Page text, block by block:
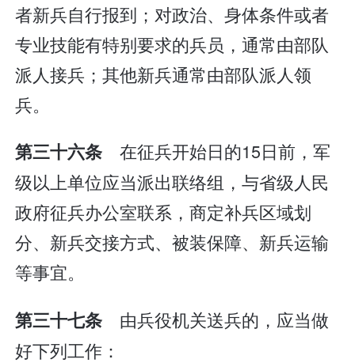
者新兵自行报到；对政治、身体条件或者
专业技能有特别要求的兵员，通常由部队
派人接兵；其他新兵通常由部队派人领
兵。
第三十六条 在征兵开始日的15日前，军
级以上单位应当派出联络组，与省级人民
政府征兵办公室联系，商定补兵区域划
分、新兵交接方式、被装保障、新兵运输
等事宜。
第三十七条 由兵役机关送兵的，应当做
好下列工作：